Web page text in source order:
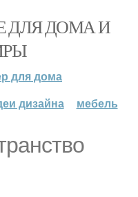
ДЛЯ ДОМА И
для дома
дизайна мебель